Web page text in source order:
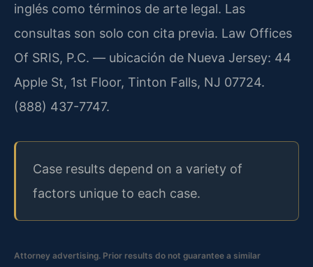
inglés como términos de arte legal. Las
consultas son solo con cita previa. Law Offices
Of SRIS, P.C. — ubicación de Nueva Jersey: 44
Apple St, 1st Floor, Tinton Falls, NJ 07724.
(888) 437-7747.
Case results depend on a variety of
factors unique to each case.
Attorney advertising. Prior results do not guarantee a similar